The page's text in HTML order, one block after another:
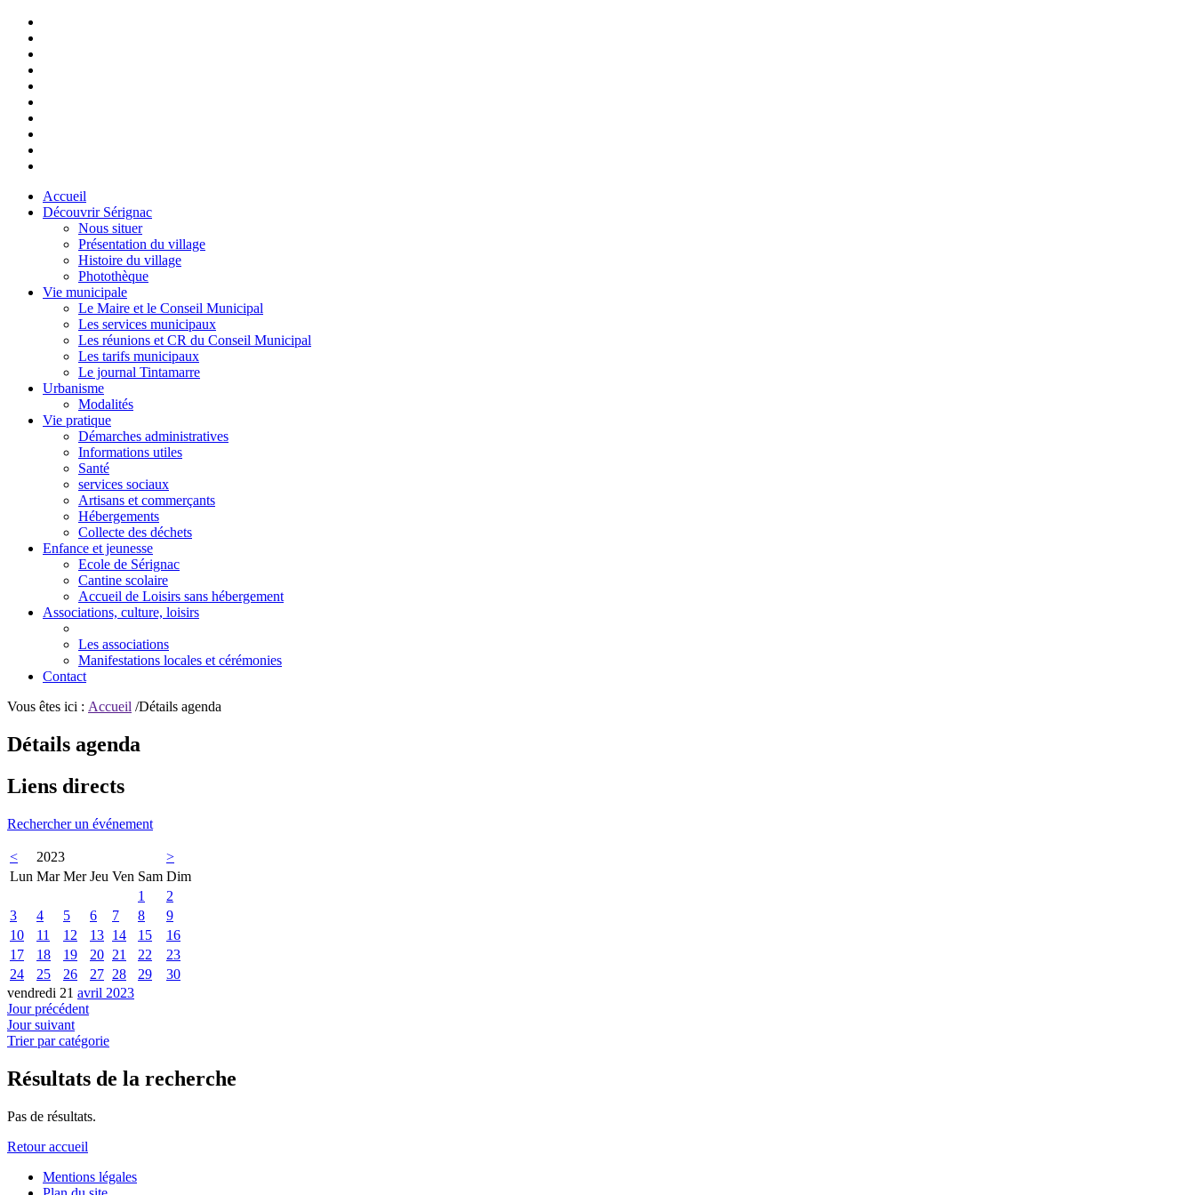
Accueil
Découvrir Sérignac
Nous situer
Présentation du village
Histoire du village
Photothèque
Vie municipale
Le Maire et le Conseil Municipal
Les services municipaux
Les réunions et CR du Conseil Municipal
Les tarifs municipaux
Le journal Tintamarre
Urbanisme
Modalités
Vie pratique
Démarches administratives
Informations utiles
Santé
services sociaux
Artisans et commerçants
Hébergements
Collecte des déchets
Enfance et jeunesse
Ecole de Sérignac
Cantine scolaire
Accueil de Loisirs sans hébergement
Associations, culture, loisirs
Les associations
Manifestations locales et cérémonies
Contact
Vous êtes ici : Accueil /Détails agenda
Détails agenda
Liens directs
Rechercher un événement
< 2023
>
Lun Mar Mer Jeu Ven Sam Dim
1
2
3
4 5 6 7 8
9
10
11 12 13 14 15
16
17
18 19 20 21 22
23
24
25 26 27 28 29
30
vendredi 21 avril 2023
Jour précédent
Jour suivant
Trier par catégorie
Résultats de la recherche
Pas de résultats.
Retour accueil
Mentions légales